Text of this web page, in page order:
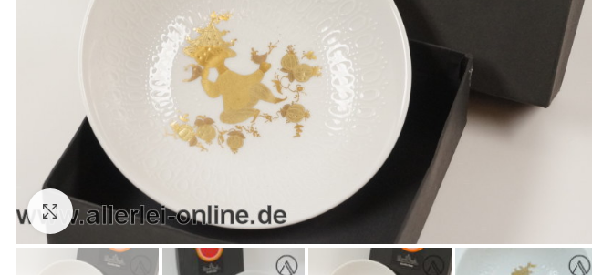
Zum Vergrößern anklicken